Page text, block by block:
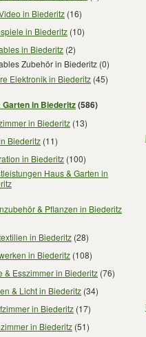
in Biederitz (16)
in Biederitz (10)
in Biederitz (2)
Zubehör in Biederitz (0)
Elektronik in Biederitz (45)
Garten in Biederitz(586)
in Biederitz (13)
Biederitz (11)
in Biederitz (100)
Haus & Garten in
& Pflanzen in Biederitz
in Biederitz (28)
in Biederitz (108)
& Esszimmer in Biederitz (76)
& Licht in Biederitz (34)
in Biederitz (17)
in Biederitz (51)